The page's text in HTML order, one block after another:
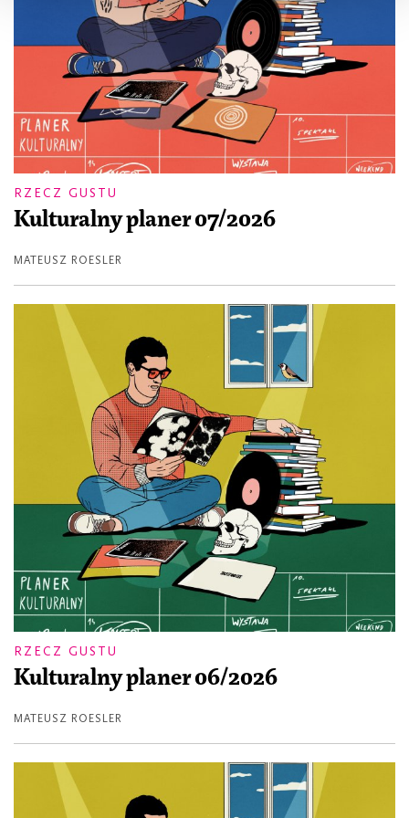
RZECZ GUSTU
Kulturalny planer 07/2026
MATEUSZ ROESLER
RZECZ GUSTU
Kulturalny planer 06/2026
MATEUSZ ROESLER